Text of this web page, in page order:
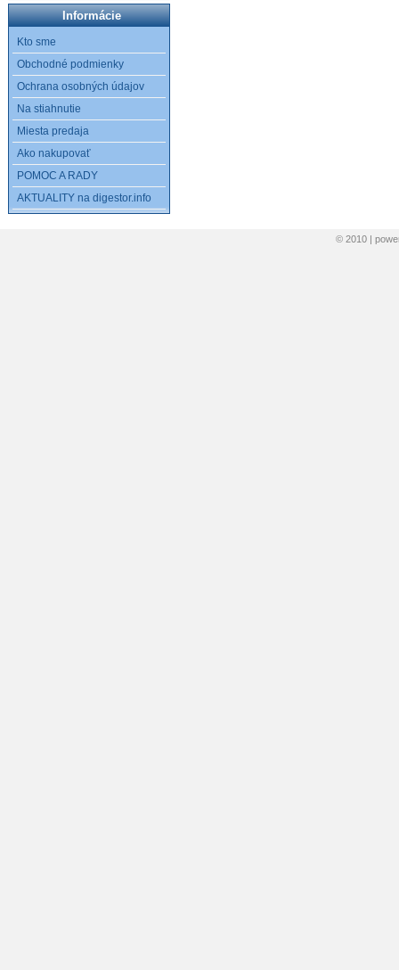
Informácie
Kto sme
Obchodné podmienky
Ochrana osobných údajov
Na stiahnutie
Miesta predaja
Ako nakupovať
POMOC A RADY
AKTUALITY na digestor.info
© 2010 |